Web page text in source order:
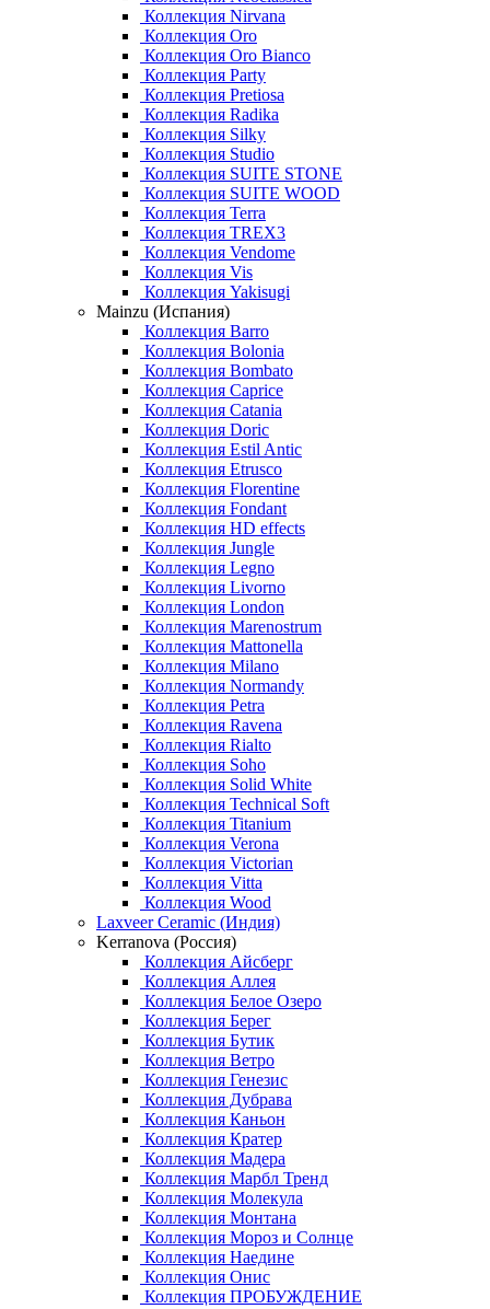
Коллекция Nirvana
Коллекция Oro
Коллекция Oro Bianco
Коллекция Party
Коллекция Pretiosa
Коллекция Radika
Коллекция Silky
Коллекция Studio
Коллекция SUITE STONE
Коллекция SUITE WOOD
Коллекция Terra
Коллекция TREX3
Коллекция Vendome
Коллекция Vis
Коллекция Yakisugi
Mainzu (Испания)
Коллекция Barro
Коллекция Bolonia
Коллекция Bombato
Коллекция Caprice
Коллекция Catania
Коллекция Doric
Коллекция Estil Antic
Коллекция Etrusco
Коллекция Florentine
Коллекция Fondant
Коллекция HD effects
Коллекция Jungle
Коллекция Legno
Коллекция Livorno
Коллекция London
Коллекция Marenostrum
Коллекция Mattonella
Коллекция Milano
Коллекция Normandy
Коллекция Petra
Коллекция Ravena
Коллекция Rialto
Коллекция Soho
Коллекция Solid White
Коллекция Technical Soft
Коллекция Titanium
Коллекция Verona
Коллекция Victorian
Коллекция Vitta
Коллекция Wood
Laxveer Ceramic (Индия)
Kerranova (Россия)
Коллекция Айсберг
Коллекция Аллея
Коллекция Белое Озеро
Коллекция Берег
Коллекция Бутик
Коллекция Ветро
Коллекция Генезис
Коллекция Дубрава
Коллекция Каньон
Коллекция Кратер
Коллекция Мадера
Коллекция Марбл Тренд
Коллекция Молекула
Коллекция Монтана
Коллекция Мороз и Солнце
Коллекция Наедине
Коллекция Онис
Коллекция ПРОБУЖДЕНИЕ